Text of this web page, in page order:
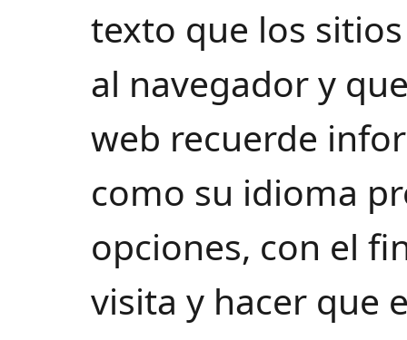
texto que los
al navegador y
web recuerde
como su idioma
opciones, con el
visita y hacer que